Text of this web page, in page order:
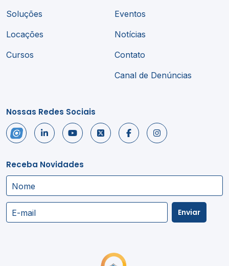
Soluções
Locações
Cursos
Eventos
Notícias
Contato
Canal de Denúncias
Nossas Redes Sociais
Receba Novidades
Nome
E-mail Enviar